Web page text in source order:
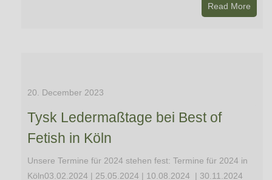
Read More
20. December 2023
Tysk Ledermaßtage bei Best of
Fetish in Köln
Unsere Termine für 2024 stehen fest: Termine für 2024 in
Köln03.02.2024 | 25.05.2024 | 10.08.2024 | 30.11.2024